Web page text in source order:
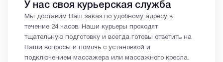
У нас своя курьерская служба
Мы доставим Ваш заказ по удобному адресу в
течение 24 часов. Наши курьеры проходят
тщательную подготовку и всегда готовы ответить на
Ваши вопросы и помочь с установкой и
подключением массажера или массажного кресла.